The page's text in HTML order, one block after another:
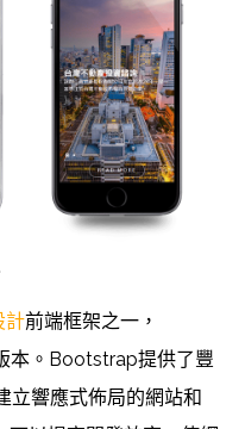
計前端框架之一，
。Bootstrap提供了豐
立響應式佈局的網站和